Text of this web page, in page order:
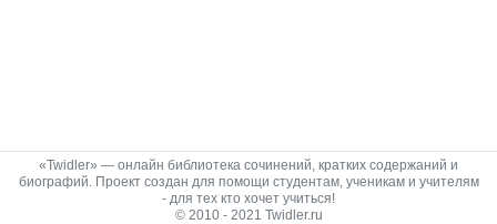
«Twidler» — онлайн библиотека сочинений, кратких содержаний и
биографий. Проект создан для помощи студентам, ученикам и учителям
- для тех кто хочет учиться!
© 2010 - 2021 Twidler.ru